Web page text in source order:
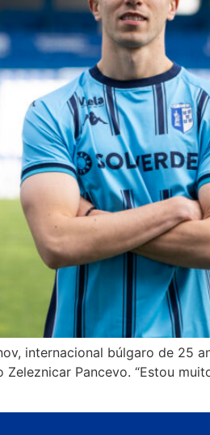
internacional búlgaro de 25
Pancevo. “Estou